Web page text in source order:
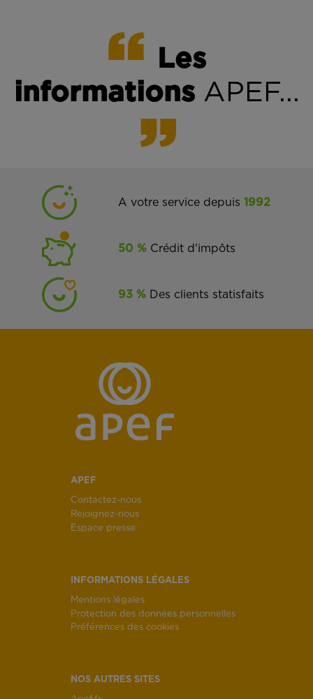
Les
informationsAPEF...
A votre service depuis1992
50 % Crédit d'impôts
93 % Des clients statisfaits
APEF
Contactez-nous
Rejoignez-nous
Espace presse
INFORMATIONS LÉGALES
Mentions légales
Protection des données personnelles
Préférences des cookies
NOS AUTRES SITES